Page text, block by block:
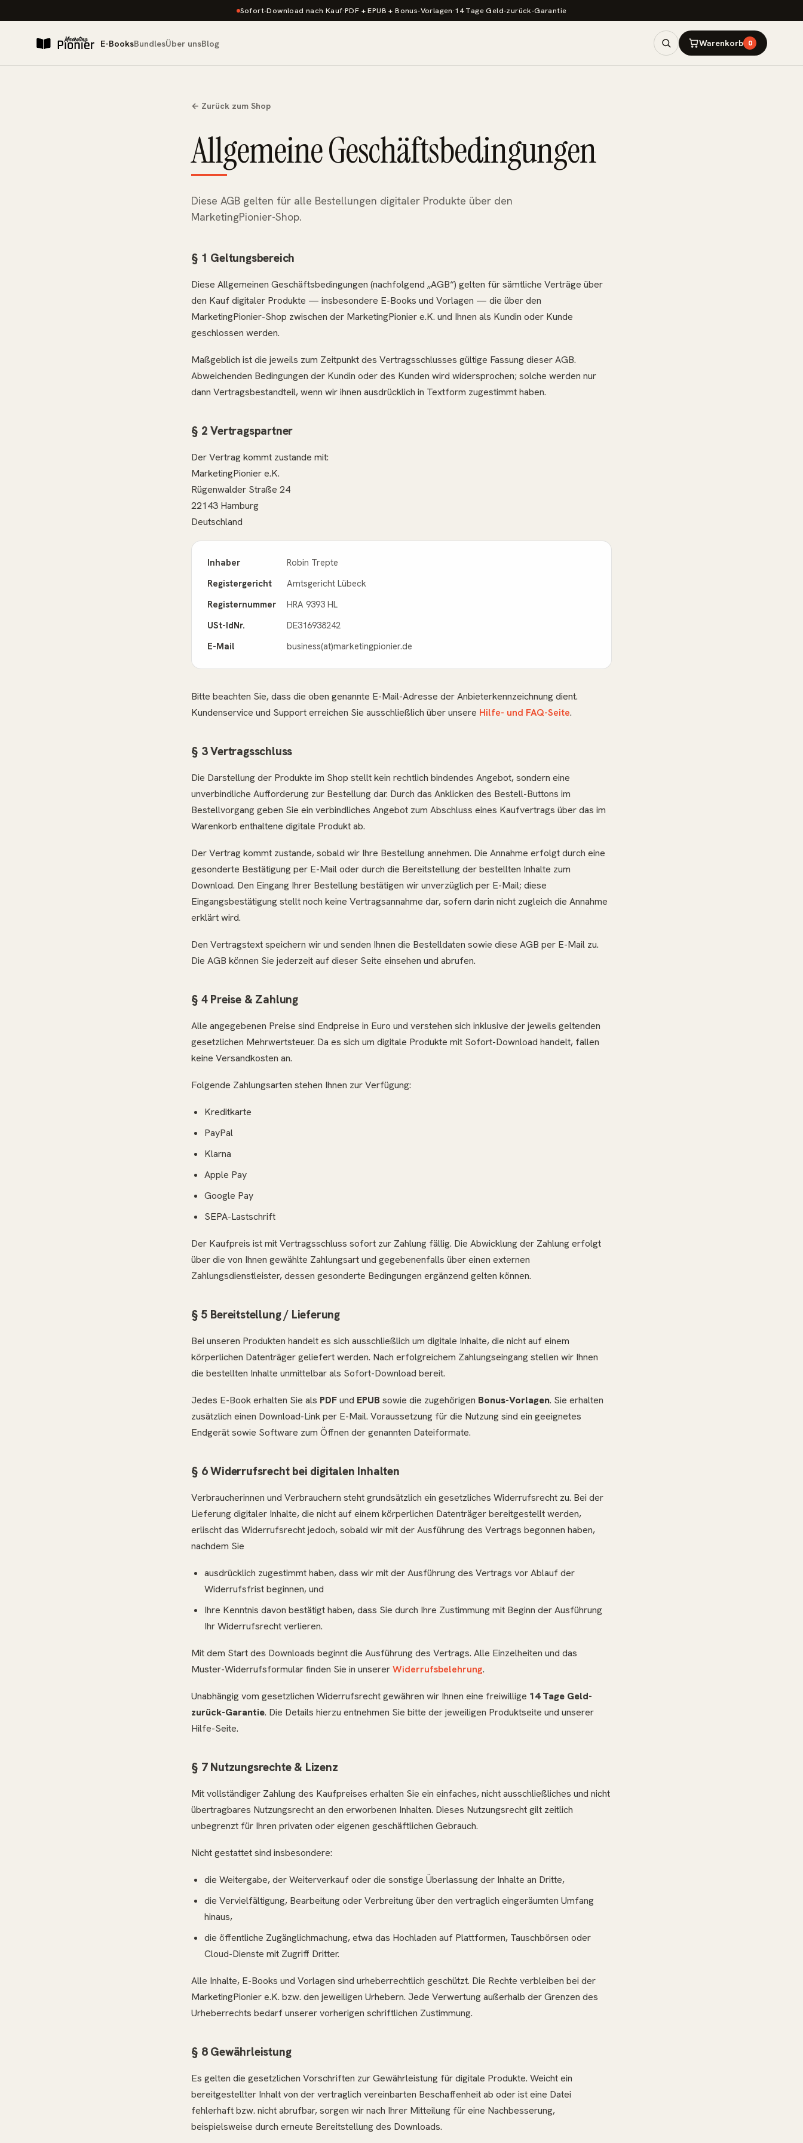
Sofort-Download nach Kauf·PDF + EPUB + Bonus-Vorlagen·14 Tage Geld-zurück-Garantie
E-BooksBundlesÜber unsBlog Warenkorb 0
← Zurück zum Shop
Allgemeine Geschäftsbedingungen
Diese AGB gelten für alle Bestellungen digitaler Produkte über den
MarketingPionier-Shop.
§ 1 Geltungsbereich
Diese Allgemeinen Geschäftsbedingungen (nachfolgend „AGB“) gelten für sämtliche Verträge über
den Kauf digitaler Produkte — insbesondere E-Books und Vorlagen — die über den
MarketingPionier-Shop zwischen der MarketingPionier e.K. und Ihnen als Kundin oder Kunde
geschlossen werden.
Maßgeblich ist die jeweils zum Zeitpunkt des Vertragsschlusses gültige Fassung dieser AGB.
Abweichenden Bedingungen der Kundin oder des Kunden wird widersprochen; solche werden nur
dann Vertragsbestandteil, wenn wir ihnen ausdrücklich in Textform zugestimmt haben.
§ 2 Vertragspartner
Der Vertrag kommt zustande mit:
MarketingPionier e.K.
Rügenwalder Straße 24
22143 Hamburg
Deutschland
Inhaber
Robin Trepte
Registergericht
Amtsgericht Lübeck
Registernummer
HRA 9393 HL
USt-IdNr.
DE316938242
E-Mail
business(at)marketingpionier.de
Bitte beachten Sie, dass die oben genannte E-Mail-Adresse der Anbieterkennzeichnung dient.
Kundenservice und Support erreichen Sie ausschließlich über unsere Hilfe- und FAQ-Seite.
§ 3 Vertragsschluss
Die Darstellung der Produkte im Shop stellt kein rechtlich bindendes Angebot, sondern eine
unverbindliche Aufforderung zur Bestellung dar. Durch das Anklicken des Bestell-Buttons im
Bestellvorgang geben Sie ein verbindliches Angebot zum Abschluss eines Kaufvertrags über das im
Warenkorb enthaltene digitale Produkt ab.
Der Vertrag kommt zustande, sobald wir Ihre Bestellung annehmen. Die Annahme erfolgt durch eine
gesonderte Bestätigung per E-Mail oder durch die Bereitstellung der bestellten Inhalte zum
Download. Den Eingang Ihrer Bestellung bestätigen wir unverzüglich per E-Mail; diese
Eingangsbestätigung stellt noch keine Vertragsannahme dar, sofern darin nicht zugleich die Annahme
erklärt wird.
Den Vertragstext speichern wir und senden Ihnen die Bestelldaten sowie diese AGB per E-Mail zu.
Die AGB können Sie jederzeit auf dieser Seite einsehen und abrufen.
§ 4 Preise & Zahlung
Alle angegebenen Preise sind Endpreise in Euro und verstehen sich inklusive der jeweils geltenden
gesetzlichen Mehrwertsteuer. Da es sich um digitale Produkte mit Sofort-Download handelt, fallen
keine Versandkosten an.
Folgende Zahlungsarten stehen Ihnen zur Verfügung:
Kreditkarte
PayPal
Klarna
Apple Pay
Google Pay
SEPA-Lastschrift
Der Kaufpreis ist mit Vertragsschluss sofort zur Zahlung fällig. Die Abwicklung der Zahlung erfolgt
über die von Ihnen gewählte Zahlungsart und gegebenenfalls über einen externen
Zahlungsdienstleister, dessen gesonderte Bedingungen ergänzend gelten können.
§ 5 Bereitstellung / Lieferung
Bei unseren Produkten handelt es sich ausschließlich um digitale Inhalte, die nicht auf einem
körperlichen Datenträger geliefert werden. Nach erfolgreichem Zahlungseingang stellen wir Ihnen
die bestellten Inhalte unmittelbar als Sofort-Download bereit.
Jedes E-Book erhalten Sie als PDFund EPUBsowie die zugehörigen Bonus-Vorlagen. Sie erhalten
zusätzlich einen Download-Link per E-Mail. Voraussetzung für die Nutzung sind ein geeignetes
Endgerät sowie Software zum Öffnen der genannten Dateiformate.
§ 6 Widerrufsrecht bei digitalen Inhalten
Verbraucherinnen und Verbrauchern steht grundsätzlich ein gesetzliches Widerrufsrecht zu. Bei der
Lieferung digitaler Inhalte, die nicht auf einem körperlichen Datenträger bereitgestellt werden,
erlischt das Widerrufsrecht jedoch, sobald wir mit der Ausführung des Vertrags begonnen haben,
nachdem Sie
ausdrücklich zugestimmt haben, dass wir mit der Ausführung des Vertrags vor Ablauf der
Widerrufsfrist beginnen, und
Ihre Kenntnis davon bestätigt haben, dass Sie durch Ihre Zustimmung mit Beginn der Ausführung
Ihr Widerrufsrecht verlieren.
Mit dem Start des Downloads beginnt die Ausführung des Vertrags. Alle Einzelheiten und das
Muster-Widerrufsformular finden Sie in unsererWiderrufsbelehrung.
Unabhängig vom gesetzlichen Widerrufsrecht gewähren wir Ihnen eine freiwillige 14 Tage Geld-
zurück-Garantie. Die Details hierzu entnehmen Sie bitte der jeweiligen Produktseite und unserer
Hilfe-Seite.
§ 7 Nutzungsrechte & Lizenz
Mit vollständiger Zahlung des Kaufpreises erhalten Sie ein einfaches, nicht ausschließliches und nicht
übertragbares Nutzungsrecht an den erworbenen Inhalten. Dieses Nutzungsrecht gilt zeitlich
unbegrenzt für Ihren privaten oder eigenen geschäftlichen Gebrauch.
Nicht gestattet sind insbesondere:
die Weitergabe, der Weiterverkauf oder die sonstige Überlassung der Inhalte an Dritte,
die Vervielfältigung, Bearbeitung oder Verbreitung über den vertraglich eingeräumten Umfang
hinaus,
die öffentliche Zugänglichmachung, etwa das Hochladen auf Plattformen, Tauschbörsen oder
Cloud-Dienste mit Zugriff Dritter.
Alle Inhalte, E-Books und Vorlagen sind urheberrechtlich geschützt. Die Rechte verbleiben bei der
MarketingPionier e.K. bzw. den jeweiligen Urhebern. Jede Verwertung außerhalb der Grenzen des
Urheberrechts bedarf unserer vorherigen schriftlichen Zustimmung.
§ 8 Gewährleistung
Es gelten die gesetzlichen Vorschriften zur Gewährleistung für digitale Produkte. Weicht ein
bereitgestellter Inhalt von der vertraglich vereinbarten Beschaffenheit ab oder ist eine Datei
fehlerhaft bzw. nicht abrufbar, sorgen wir nach Ihrer Mitteilung für eine Nachbesserung,
beispielsweise durch erneute Bereitstellung des Downloads.